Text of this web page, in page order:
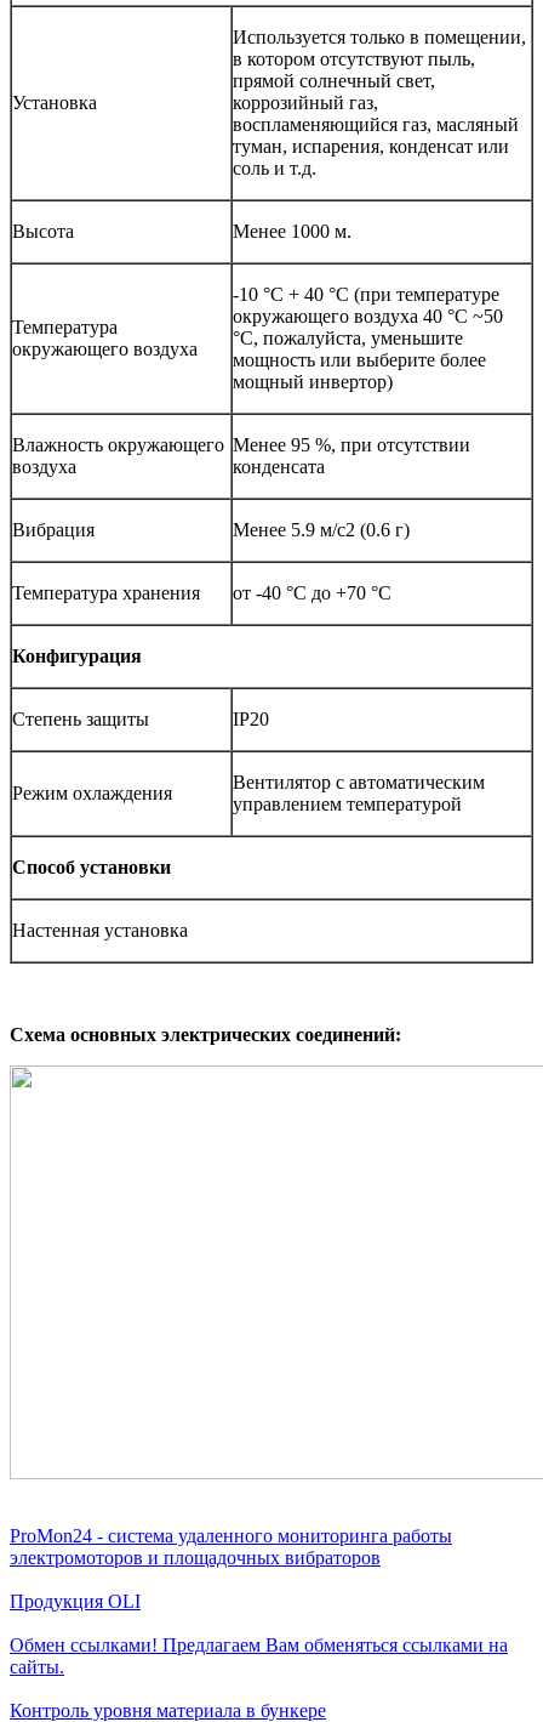
Установка
Используется только в помещении,
в котором отсутствуют пыль,
прямой солнечный свет,
коррозийный газ,
воспламеняющийся газ, масляный
туман, испарения, конденсат или
соль и т.д.
Высота Менее 1000 м.
Температура
окружающего воздуха
-10 °С + 40 °С (при температуре
окружающего воздуха 40 °C ~50
°C, пожалуйста, уменьшите
мощность или выберите более
мощный инвертор)
Влажность окружающего
воздуха
Менее 95 %, при отсутствии
конденсата
Вибрация Менее 5.9 м/с2 (0.6 г)
Температура хранения от -40 °С до +70 °С
Конфигурация
Степень защиты IP20
Режим охлаждения
Вентилятор с автоматическим
управлением температурой
Способ установки
Настенная установка
Схема основных электрических соединений:
ProMon24 - система удаленного мониторинга работы
электромоторов и площадочных вибраторов
Продукция OLI
Обмен ссылками! Предлагаем Вам обменяться ссылками на
сайты.
Контроль уровня материала в бункере